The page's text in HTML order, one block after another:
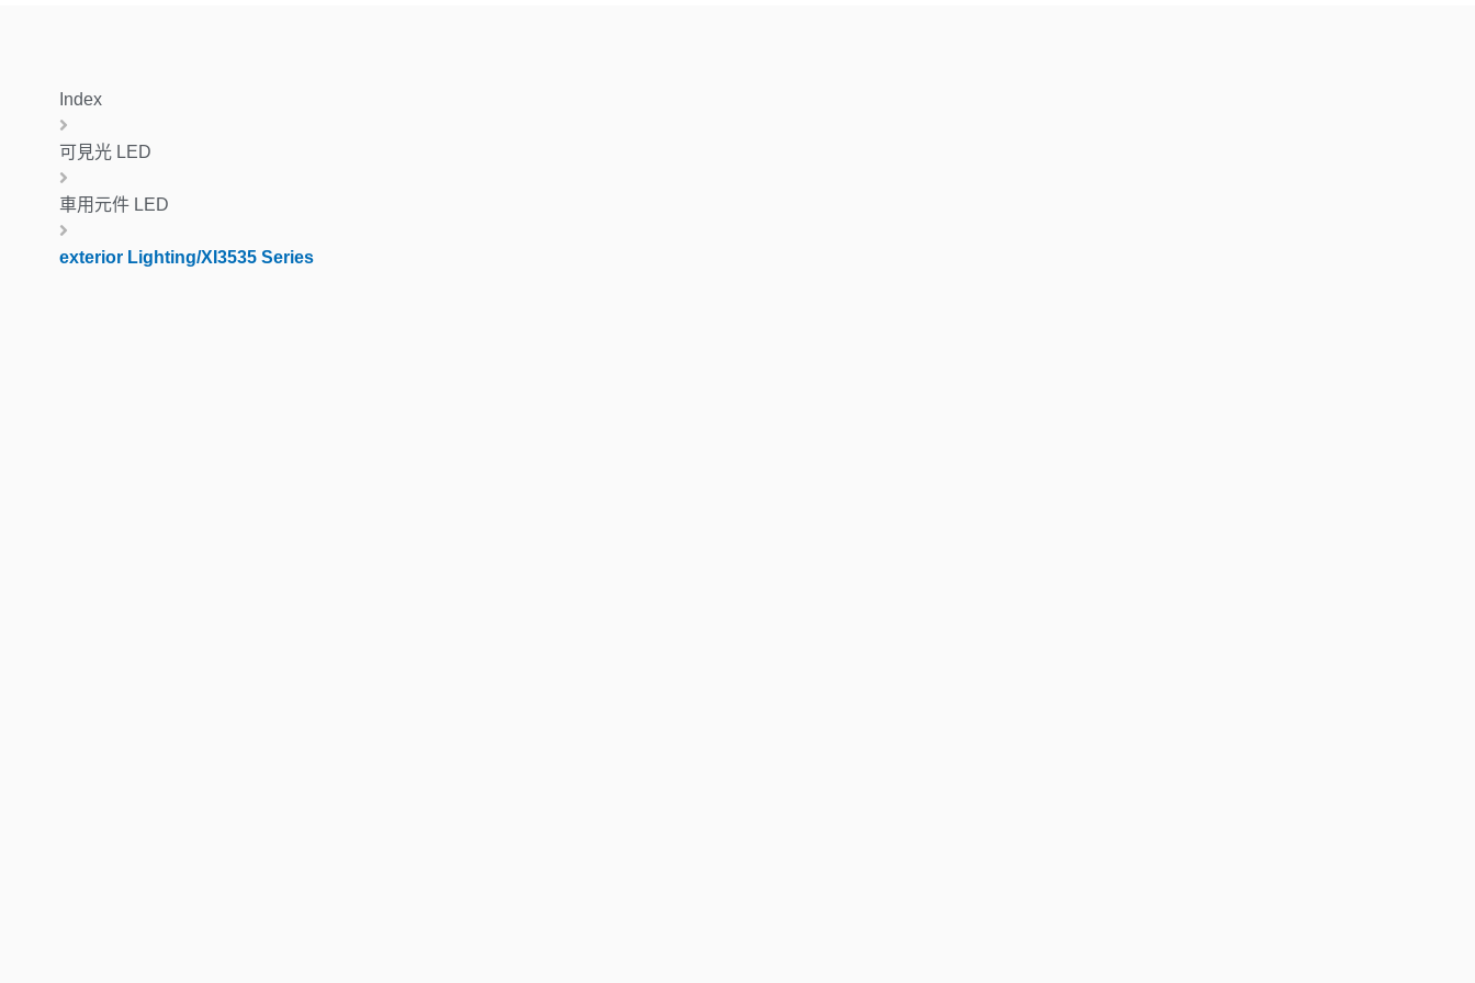
Index
可見光 LED
車用元件 LED
exterior Lighting/XI3535 Series